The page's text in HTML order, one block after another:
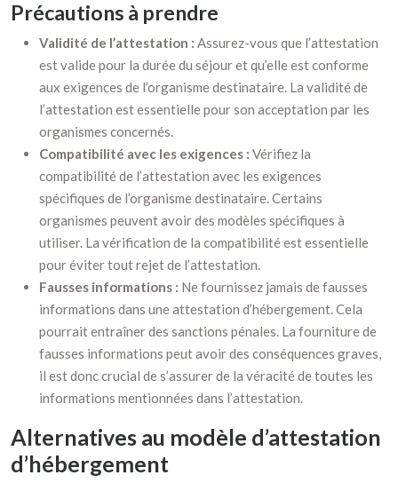
Précautions à prendre
Validité de l’attestation : Assurez-vous que l’attestation
est valide pour la durée du séjour et qu’elle est conforme
aux exigences de l’organisme destinataire. La validité de
l’attestation est essentielle pour son acceptation par les
organismes concernés.
Compatibilité avec les exigences : Vérifiez la
compatibilité de l’attestation avec les exigences
spécifiques de l’organisme destinataire. Certains
organismes peuvent avoir des modèles spécifiques à
utiliser. La vérification de la compatibilité est essentielle
pour éviter tout rejet de l’attestation.
Fausses informations : Ne fournissez jamais de fausses
informations dans une attestation d’hébergement. Cela
pourrait entraîner des sanctions pénales. La fourniture de
fausses informations peut avoir des conséquences graves,
il est donc crucial de s’assurer de la véracité de toutes les
informations mentionnées dans l’attestation.
Alternatives au modèle d’attestation
d’hébergement